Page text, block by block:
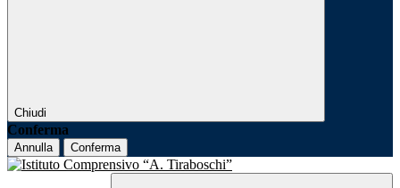
Chiudi
Conferma
Annulla Conferma